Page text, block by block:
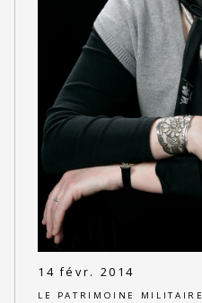
14 févr. 2014
LE PATRIMOINE MILITAIRE